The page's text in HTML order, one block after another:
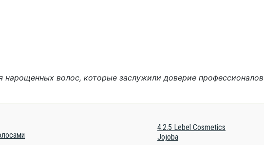
волос, которые заслужили доверие профессионалов
4.2.5
Jojoba